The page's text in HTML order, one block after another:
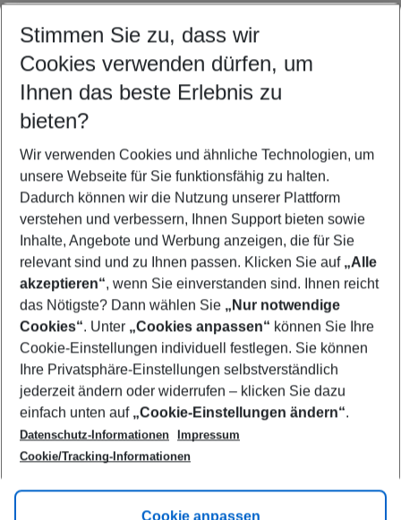
Ändern Sie Ihre Kriterien nach Ihren Wünschen
Abflughafen wählen
Beliebiger Abflughafen
Reisezeitraum wählen
10.08.26– 08.08.27 5-8 Nächte
2 Erwachsene Keine Kinder
Mehr Filter anzeigen
Footer
Footer navigation
Über uns
AGB
Cookie-Einstellungen ändern
Cookie-Richtlinie
Datenschutz
Service & Hilfe
Barrierefreies Reisen
Check-in
Flugbeschränkungen
Folgen Sie uns
Stimmen Sie zu, dass wir
Cookies verwenden dürfen, um
Ihnen das beste Erlebnis zu
bieten?
Wir verwenden Cookies und ähnliche Technologien, um
unsere Webseite für Sie funktionsfähig zu halten.
Dadurch können wir die Nutzung unserer Plattform
verstehen und verbessern, Ihnen Support bieten sowie
Inhalte, Angebote und Werbung anzeigen, die für Sie
relevant sind und zu Ihnen passen. Klicken Sie auf „Alle
akzeptieren“, wenn Sie einverstanden sind. Ihnen reicht
das Nötigste? Dann wählen Sie „Nur notwendige
Cookies“. Unter „Cookies anpassen“ können Sie Ihre
Cookie-Einstellungen individuell festlegen. Sie können
Ihre Privatsphäre-Einstellungen selbstverständlich
jederzeit ändern oder widerrufen – klicken Sie dazu
einfach unten auf „Cookie-Einstellungen ändern“.
Datenschutz-Informationen
Impressum
Cookie/Tracking-Informationen
Cookie anpassen